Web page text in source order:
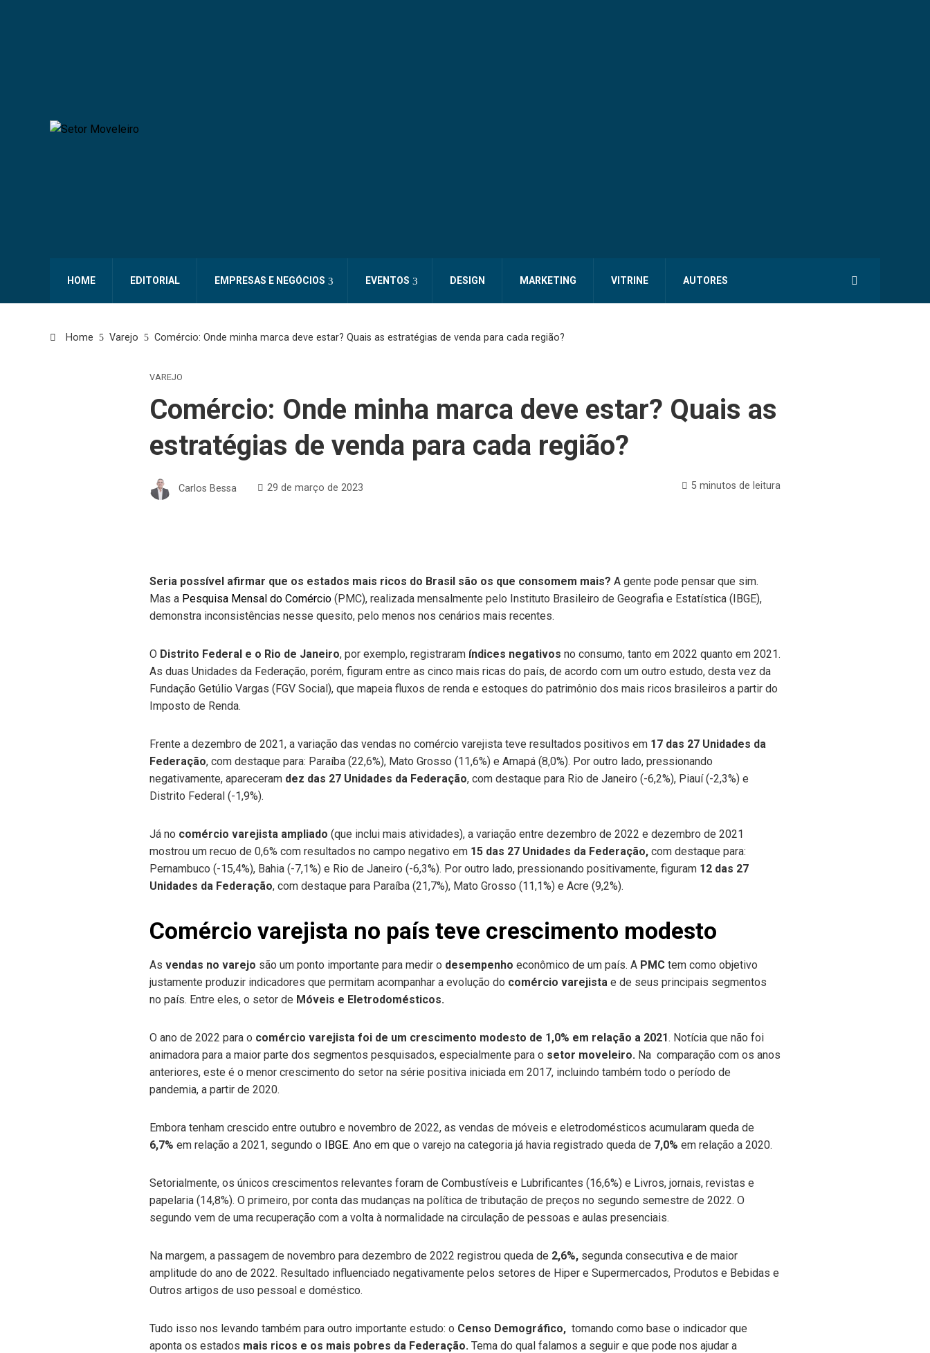
HOME EDITORIAL EMPRESAS E NEGÓCIOS EVENTOS DESIGN MARKETING VITRINE AUTORES
Home Varejo Comércio: Onde minha marca deve estar? Quais as estratégias de venda para cada região?
VAREJO
Comércio: Onde minha marca deve estar? Quais as
estratégias de venda para cada região?
Carlos Bessa 29 de março de 2023 5 minutos de leitura
Seria possível afirmar que os estados mais ricos do Brasil são os que consomem mais? A gente pode pensar que sim.
Mas a Pesquisa Mensal do Comércio (PMC), realizada mensalmente pelo Instituto Brasileiro de Geografia e Estatística (IBGE),
demonstra inconsistências nesse quesito, pelo menos nos cenários mais recentes.
O Distrito Federal e o Rio de Janeiro, por exemplo, registraram índices negativos no consumo, tanto em 2022 quanto em 2021.
As duas Unidades da Federação, porém, figuram entre as cinco mais ricas do país, de acordo com um outro estudo, desta vez da
Fundação Getúlio Vargas (FGV Social), que mapeia fluxos de renda e estoques do patrimônio dos mais ricos brasileiros a partir do
Imposto de Renda.
Frente a dezembro de 2021, a variação das vendas no comércio varejista teve resultados positivos em 17 das 27 Unidades da
Federação, com destaque para: Paraíba (22,6%), Mato Grosso (11,6%) e Amapá (8,0%). Por outro lado, pressionando
negativamente, apareceram dez das 27 Unidades da Federação, com destaque para Rio de Janeiro (-6,2%), Piauí (-2,3%) e
Distrito Federal (-1,9%).
Já no comércio varejista ampliado (que inclui mais atividades), a variação entre dezembro de 2022 e dezembro de 2021
mostrou um recuo de 0,6% com resultados no campo negativo em 15 das 27 Unidades da Federação, com destaque para:
Pernambuco (-15,4%), Bahia (-7,1%) e Rio de Janeiro (-6,3%). Por outro lado, pressionando positivamente, figuram 12 das 27
Unidades da Federação, com destaque para Paraíba (21,7%), Mato Grosso (11,1%) e Acre (9,2%).
Comércio varejista no país teve crescimento modesto
As vendas no varejo são um ponto importante para medir o desempenho econômico de um país. A PMC tem como objetivo
justamente produzir indicadores que permitam acompanhar a evolução do comércio varejista e de seus principais segmentos
no país. Entre eles, o setor de Móveis e Eletrodomésticos.
O ano de 2022 para o comércio varejista foi de um crescimento modesto de 1,0% em relação a 2021. Notícia que não foi
animadora para a maior parte dos segmentos pesquisados, especialmente para o setor moveleiro. Na comparação com os anos
anteriores, este é o menor crescimento do setor na série positiva iniciada em 2017, incluindo também todo o período de
pandemia, a partir de 2020.
Embora tenham crescido entre outubro e novembro de 2022, as vendas de móveis e eletrodomésticos acumularam queda de
6,7% em relação a 2021, segundo o IBGE. Ano em que o varejo na categoria já havia registrado queda de 7,0% em relação a 2020.
Setorialmente, os únicos crescimentos relevantes foram de Combustíveis e Lubrificantes (16,6%) e Livros, jornais, revistas e
papelaria (14,8%). O primeiro, por conta das mudanças na política de tributação de preços no segundo semestre de 2022. O
segundo vem de uma recuperação com a volta à normalidade na circulação de pessoas e aulas presenciais.
Na margem, a passagem de novembro para dezembro de 2022 registrou queda de 2,6%, segunda consecutiva e de maior
amplitude do ano de 2022. Resultado influenciado negativamente pelos setores de Hiper e Supermercados, Produtos e Bebidas e
Outros artigos de uso pessoal e doméstico.
Tudo isso nos levando também para outro importante estudo: o Censo Demográfico, tomando como base o indicador que
aponta os estados mais ricos e os mais pobres da Federação. Tema do qual falamos a seguir e que pode nos ajudar a